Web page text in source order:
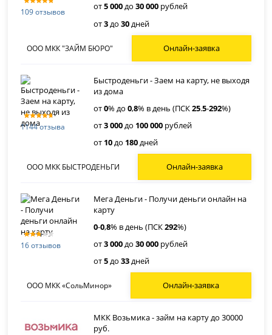
109 отзывов
от5 000до30 000 рублей
от3до30дней
ООО МКК "ЗАЙМ БЮРО" Онлайн-заявка
1144 отзыва
Быстроденьги - Заем на карту, не выходя
из дома
от0% до0,8% в день (ПСК25.5-292%)
от3 000до 100 000 рублей
от 10до 180дней
ООО МКК БЫСТРОДЕНЬГИ Онлайн-заявка
16 отзывов
Мега Деньги - Получи деньги онлайн на
карту
0-0,8% в день (ПСК292%)
от3 000до30 000 рублей
от5до33дней
ООО МКК «СольМинор» Онлайн-заявка
МКК Возьмика - займ на карту до 30000
руб.